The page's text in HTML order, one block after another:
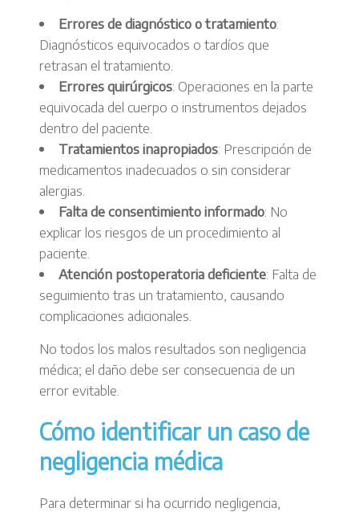
Errores de diagnóstico o tratamiento:
Diagnósticos equivocados o tardíos que
retrasan el tratamiento.
Errores quirúrgicos: Operaciones en la parte
equivocada del cuerpo o instrumentos dejados
dentro del paciente.
Tratamientos inapropiados: Prescripción de
medicamentos inadecuados o sin considerar
alergias.
Falta de consentimiento informado: No
explicar los riesgos de un procedimiento al
paciente.
Atención postoperatoria deficiente: Falta de
seguimiento tras un tratamiento, causando
complicaciones adicionales.
No todos los malos resultados son negligencia
médica; el daño debe ser consecuencia de un
error evitable.
Cómo identificar un caso de
negligencia médica
Para determinar si ha ocurrido negligencia,